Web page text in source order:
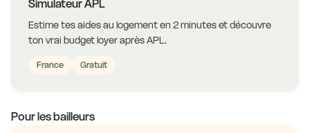
Simulateur APL
Estime tes aides au logement en 2 minutes et découvre
ton vrai budget loyer après APL.
France Gratuit
Pour les bailleurs